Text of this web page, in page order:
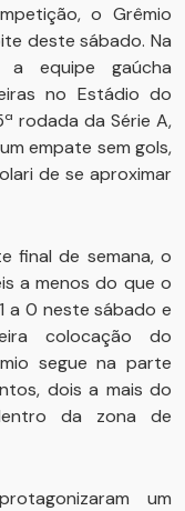
o Grêmio
deste sábado. Na
equipe gaúcha
no Estádio do
rodada da Série A,
empate sem gols,
de se aproximar
final de semana, o
a menos do que o
a 0 neste sábado e
colocação do
segue na parte
dois a mais do
da zona de
um